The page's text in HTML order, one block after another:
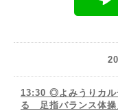
13:30 ◎よみうりカ
る 足指バランス体操